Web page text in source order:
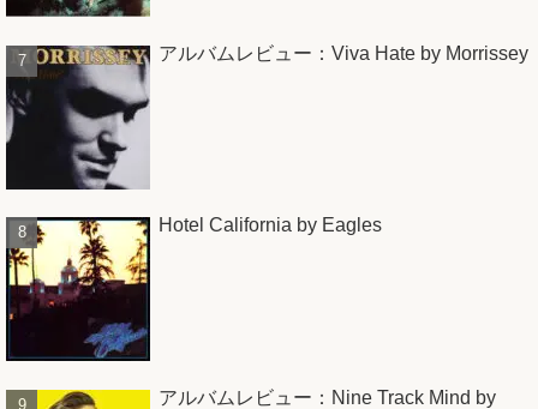
アルバムレビュー：Viva Hate by Morrissey
Hotel California by Eagles
アルバムレビュー：Nine Track Mind by